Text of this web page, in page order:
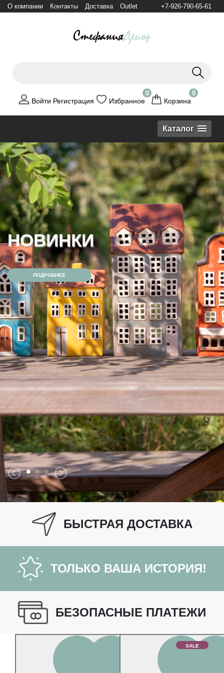
О компании Контакты Доставка +7-926-790-65-61
Outlet
Войти Регистрация Избранное
0
Корзина
0
Каталог
АУТЛЕТ — СКИДКА 40%
ПОДРОБНЕЕ
БЫСТРАЯ ДОСТАВКА
ТОЛЬКО ВАША ИСТОРИЯ!
БЕЗОПАСНЫЕ ПЛАТЕЖИ
SALE